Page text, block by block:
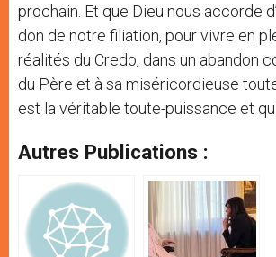
prochain. Et que Dieu nous accorde
don de notre filiation, pour vivre en
réalités du Credo, dans un abandon
du Père et à sa miséricordieuse
est la véritable toute-puissance et
Autres Publications :